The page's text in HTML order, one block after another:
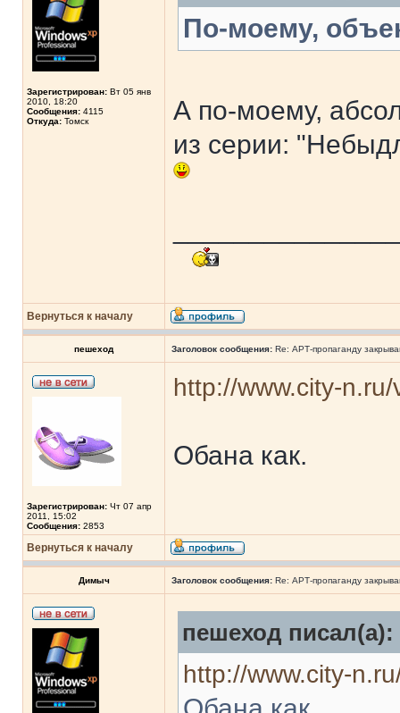
Зарегистрирован: Вт 05 янв
2010, 18:20
Сообщения: 4115
Откуда: Томск
По-моему,
А по-моему,
из серии:
Вернуться к началу
пешеход Заголовок сообщения: Re: АРТ-пропаганду
Зарегистрирован: Чт 07 апр
2011, 15:02
Сообщения: 2853
http://www.city-
Обана как.
Вернуться к началу
Димыч Заголовок сообщения: Re: АРТ-пропаганду
пешеход писал(а):
http://www.city-